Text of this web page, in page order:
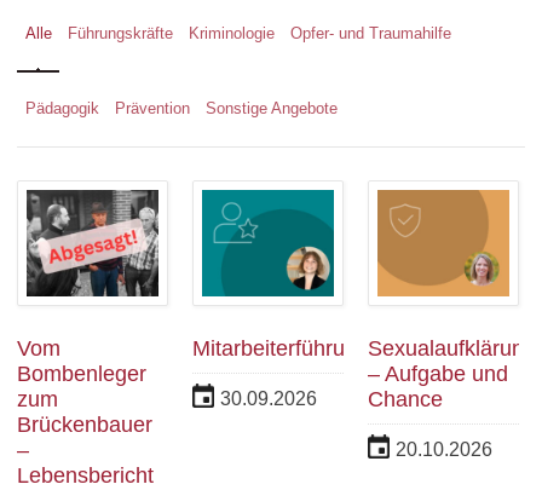
Alle Führungskräfte Kriminologie Opfer- und Traumahilfe
Pädagogik Prävention Sonstige Angebote
Vom
Bombenleger
zum
Brückenbauer
–
Lebensbericht
Mitarbeiterführung
30.09.2026
Sexualaufklärung
– Aufgabe und
Chance
20.10.2026